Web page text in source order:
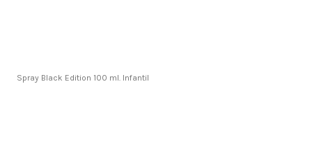
Spray Black Edition 100 ml. Infantil